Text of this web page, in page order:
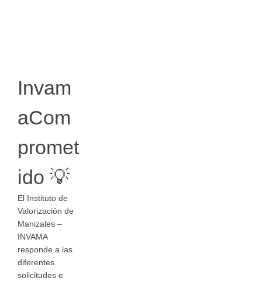
Invam
aCom
promet
ido 💡
El Instituto de
Valorización de
Manizales –
INVAMA
responde a las
diferentes
solicitudes e